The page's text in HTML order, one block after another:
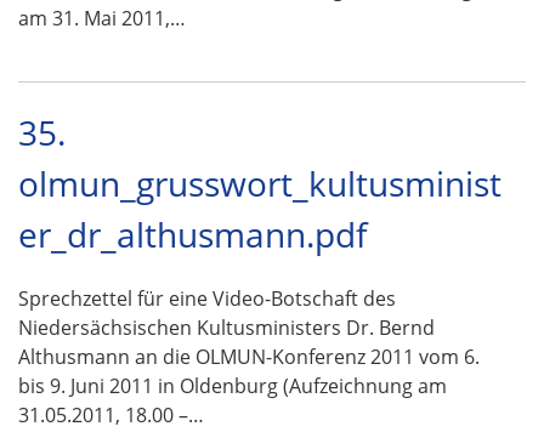
am 31. Mai 2011,…
35.
olmun_grusswort_kultusminist
er_dr_althusmann.pdf
Sprechzettel für eine Video-Botschaft des
Niedersächsischen Kultusministers Dr. Bernd
Althusmann an die OLMUN-Konferenz 2011 vom 6.
bis 9. Juni 2011 in Oldenburg (Aufzeichnung am
31.05.2011, 18.00 –…